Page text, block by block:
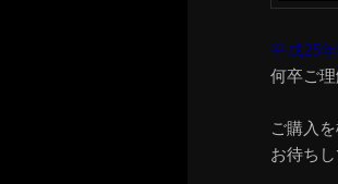
平成25
何卒ご
ご購入
お待ちし